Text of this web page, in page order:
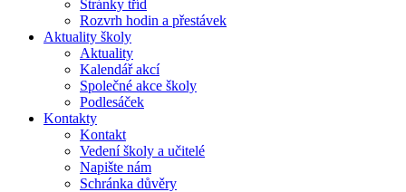
Stránky tříd
Rozvrh hodin a přestávek
Aktuality školy
Aktuality
Kalendář akcí
Společné akce školy
Podlesáček
Kontakty
Kontakt
Vedení školy a učitelé
Napište nám
Schránka důvěry